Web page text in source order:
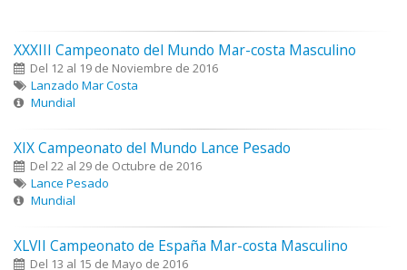
XXXIII Campeonato del Mundo Mar-costa Masculino
Del 12 al 19 de Noviembre de 2016
Lanzado Mar Costa
Mundial
XIX Campeonato del Mundo Lance Pesado
Del 22 al 29 de Octubre de 2016
Lance Pesado
Mundial
XLVII Campeonato de España Mar-costa Masculino
Del 13 al 15 de Mayo de 2016